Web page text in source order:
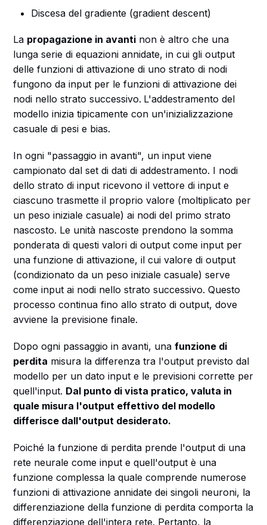
Discesa del gradiente (gradient descent)
La propagazione in avanti non è altro che una
lunga serie di equazioni annidate, in cui gli output
delle funzioni di attivazione di uno strato di nodi
fungono da input per le funzioni di attivazione dei
nodi nello strato successivo. L'addestramento del
modello inizia tipicamente con un'inizializzazione
casuale di pesi e bias.
In ogni "passaggio in avanti", un input viene
campionato dal set di dati di addestramento. I nodi
dello strato di input ricevono il vettore di input e
ciascuno trasmette il proprio valore (moltiplicato per
un peso iniziale casuale) ai nodi del primo strato
nascosto. Le unità nascoste prendono la somma
ponderata di questi valori di output come input per
una funzione di attivazione, il cui valore di output
(condizionato da un peso iniziale casuale) serve
come input ai nodi nello strato successivo. Questo
processo continua fino allo strato di output, dove
avviene la previsione finale.
Dopo ogni passaggio in avanti, unafunzione di
perdita misura la differenza tra l'output previsto dal
modello per un dato input e le previsioni corrette per
quell'input. Dal punto di vista pratico, valuta in
quale misura l'output effettivo del modello
differisce dall'output desiderato.
Poiché la funzione di perdita prende l'output di una
rete neurale come input e quell'output è una
funzione complessa la quale comprende numerose
funzioni di attivazione annidate dei singoli neuroni, la
differenziazione della funzione di perdita comporta la
differenziazione dell'intera rete. Pertanto, la